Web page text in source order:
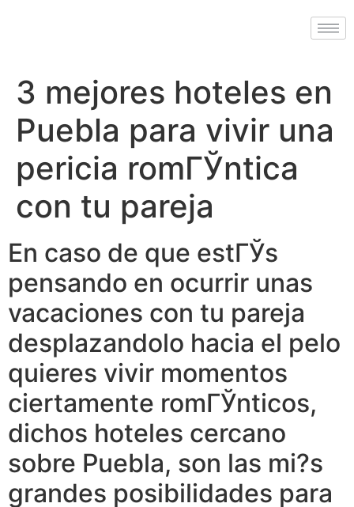
3 mejores hoteles en
Puebla para vivir una
pericia romГЎntica
con tu pareja
En caso de que estГЎs
pensando en ocurrir unas
vacaciones con tu pareja
desplazandolo hacia el pelo
quieres vivir momentos
ciertamente romГЎnticos,
dichos hoteles cercano
sobre Puebla, son las mi?s
grandes posibilidades para